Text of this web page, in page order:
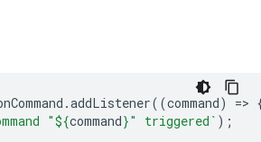
.addListener((command) =>
"${command}" triggered` );